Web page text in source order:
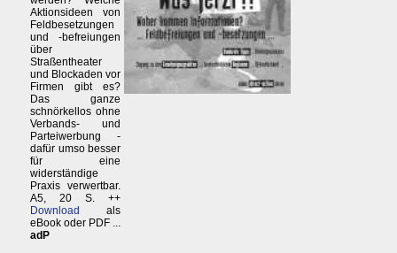
Aktionsideen von
Feldbesetzungen
und -befreiungen
über
Straßentheater
und Blockaden vor
Firmen gibt es?
Das ganze
schnörkellos ohne
Verbands- und
Parteiwerbung -
dafür umso besser
für eine
widerständige
Praxis verwertbar.
A5, 20 S. ++
Download
als
eBook oder PDF ...
adP